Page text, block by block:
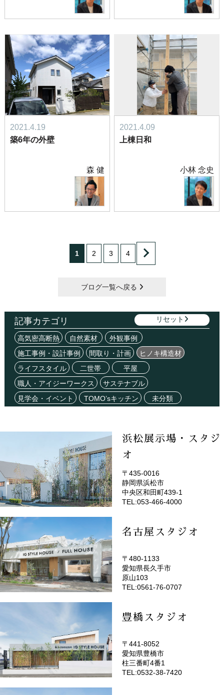
2021.4.19
築6年の外壁
森 健
2021.4.09
上棟日和
小林 念史
1 2 3 4
ブログ一覧へ戻る
記事カテゴリ リセット
高気密高断熱 自然素材
外観事例
施工事例・設計事例
間取り・計画
ヒノキ構造材
ライフスタイル
二世帯
平屋
職人・アイジーワークス
サステナブル
見学会・イベント
TOMO’sキッチン 未分類
浜松展示場・スタジ
オ
(EMOTOP浜松)
〒435-0016
静岡県浜松市
中央区和田町439-1
TEL:053-466-4000
名古屋スタジオ
(EMOTOP名古屋)
〒480-1133
愛知県長久手市
原山103
TEL:0561-76-0707
豊橋スタジオ
(EMOTOP豊橋)
〒441-8052
愛知県豊橋市
柱三番町4番1
TEL:0532-38-7420